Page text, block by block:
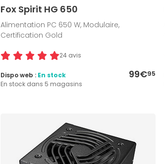
Fox Spirit HG 650
Alimentation PC 650 W, Modulaire,
Certification Gold
24 avis
99€95
Dispo web : En stock
En stock dans 5 magasins